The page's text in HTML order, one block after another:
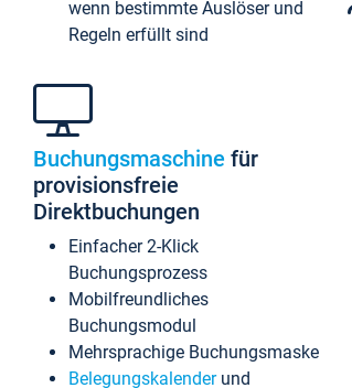
wenn bestimmte Auslöser und
Regeln erfüllt sind
Buchungsmaschine für
provisionsfreie
Direktbuchungen
Einfacher 2-Klick
Buchungsprozess
Mobilfreundliches
Buchungsmodul
Mehrsprachige Buchungsmaske
Belegungskalenderund